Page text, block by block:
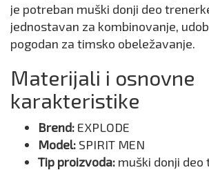
je potreban muški donji deo
jednostavan za kombinovanje,
pogodan za timsko obeležavanje.
Materijali i osnovne
karakteristike
Brend: EXPLODE
Model: SPIRIT MEN
Tip proizvoda: muški donji deo